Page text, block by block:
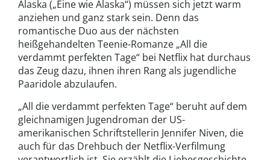
Alaska („Eine wie Alaska“) müssen sich jetzt warm
anziehen und ganz stark sein. Denn das
romantische Duo aus der nächsten
heißgehandelten Teenie-Romanze „All die
verdammt perfekten Tage“ bei Netflix hat durchaus
das Zeug dazu, ihnen ihren Rang als jugendliche
Paaridole abzulaufen.
„All die verdammt perfekten Tage“ beruht auf dem
gleichnamigen Jugendroman der US-
amerikanischen Schriftstellerin Jennifer Niven, die
auch für das Drehbuch der Netflix-Verfilmung